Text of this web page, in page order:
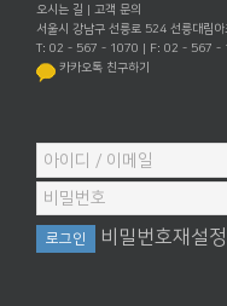
오시는 길
고객 문의
서울시 강남구 선릉로 524 선릉대림
T: 02 - 567 - 1070 | F: 02 - 567 -
카카오톡 친구하기
비밀번호재설정